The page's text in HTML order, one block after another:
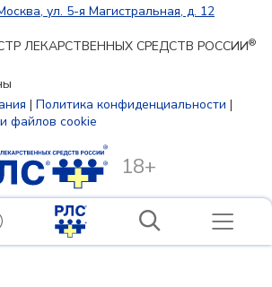
ул. 5-я Магистральная, д. 12
ЛЕКАРСТВЕННЫХ СРЕДСТВ РОССИИ®
| Политика конфиденциальности |
файлов cookie
18+